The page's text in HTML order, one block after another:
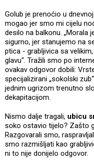
Golub je prenoćio u
mogao jer smo mi cijelu
desilo na balkonu. „Morala
sigurno, jer stanujemo na
ptica - grabljivica sa
glavu“. Tražili smo po
ovakav odgovor dobili:
specijalizirani „sokolski
jednim ugrizom trenutno
dekapitacijom.
Nismo dalje tragali, ubicu
soko ostavio tijelo? Zašto
Razgovarali smo,
smo razmišljati kao
ni to nije donijelo odgovor.